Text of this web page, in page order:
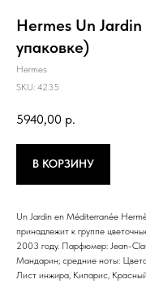
Hermes Un
упаковке)
Hermes
SKU: 4235
5940,00 р.
В КОРЗИНУ
Un Jardin en Méditerranée
принадлежит к группе
2003 году. Парфюмер: Jean-
Мандарин; средние ноты:
Лист инжира, Кипарис,